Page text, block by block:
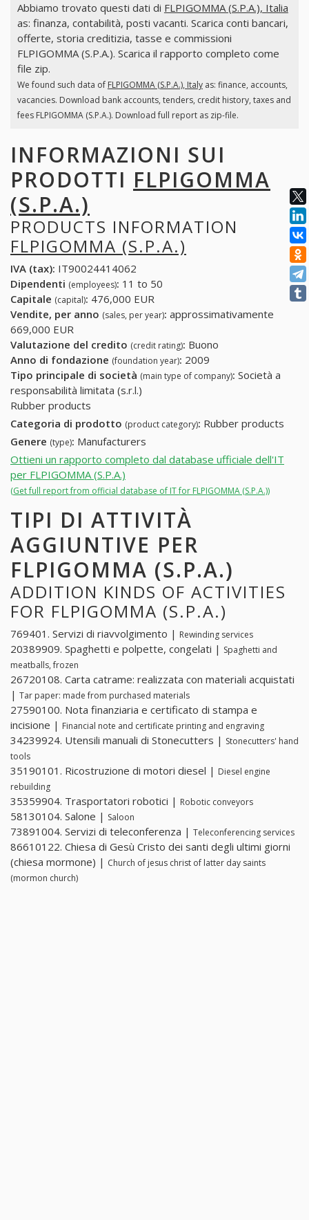
Abbiamo trovato questi dati di FLPIGOMMA (S.P.A.), Italia
as: finanza, contabilità, posti vacanti. Scarica conti bancari,
offerte, storia creditizia, tasse e commissioni
FLPIGOMMA (S.P.A.). Scarica il rapporto completo come
file zip.
We found such data of FLPIGOMMA (S.P.A.), Italyas: finance, accounts,
vacancies. Download bank accounts, tenders, credit history, taxes and
fees FLPIGOMMA (S.P.A.). Download full report as zip-file.
INFORMAZIONI SUI
PRODOTTI FLPIGOMMA
(S.P.A.)
PRODUCTS INFORMATION
FLPIGOMMA (S.P.A.)
IVA (tax): IT90024414062
Dipendenti (employees): 11 to 50
Capitale (capital): 476,000 EUR
Vendite, per anno (sales, per year): approssimativamente
669,000 EUR
Valutazione del credito (credit rating): Buono
Anno di fondazione (foundation year): 2009
Tipo principale di società (main type of company): Società a
responsabilità limitata (s.r.l.)
Rubber products
Categoria di prodotto (product category): Rubber products
Genere (type): Manufacturers
Ottieni un rapporto completo dal database ufficiale dell'IT
per FLPIGOMMA (S.P.A.)
(Get full report from official database of IT for FLPIGOMMA (S.P.A.))
TIPI DI ATTIVITÀ
AGGIUNTIVE PER
FLPIGOMMA (S.P.A.)
ADDITION KINDS OF ACTIVITIES
FOR FLPIGOMMA (S.P.A.)
769401. Servizi di riavvolgimento | Rewinding services
20389909. Spaghetti e polpette, congelati | Spaghetti and
meatballs, frozen
26720108. Carta catrame: realizzata con materiali acquistati
| Tar paper: made from purchased materials
27590100. Nota finanziaria e certificato di stampa e
incisione | Financial note and certificate printing and engraving
34239924. Utensili manuali di Stonecutters | Stonecutters' hand
tools
35190101. Ricostruzione di motori diesel | Diesel engine
rebuilding
35359904. Trasportatori robotici | Robotic conveyors
58130104. Salone | Saloon
73891004. Servizi di teleconferenza | Teleconferencing services
86610122. Chiesa di Gesù Cristo dei santi degli ultimi giorni
(chiesa mormone) | Church of jesus christ of latter day saints
(mormon church)